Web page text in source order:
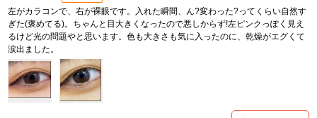
左がカラコンで、右が裸眼です。入れた瞬間、ん?変わった?ってくらい自然す
ぎた(褒めてる)。ちゃんと目大きくなったので悪しからず!左ピンクっぽく見え
るけど光の問題やと思います。色も大きさも気に入ったのに、乾燥がエグくて
涙出ました。